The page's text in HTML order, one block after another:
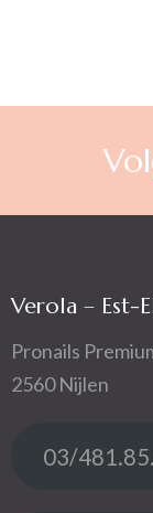
Verola – Est-
Pronails
2560 Nijlen
03/